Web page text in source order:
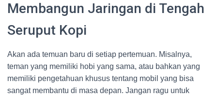
Membangun Jaringan di Tengah
Seruput Kopi
Akan ada temuan baru di setiap pertemuan. Misalnya,
teman yang memiliki hobi yang sama, atau bahkan yang
memiliki pengetahuan khusus tentang mobil yang bisa
sangat membantu di masa depan. Jangan ragu untuk